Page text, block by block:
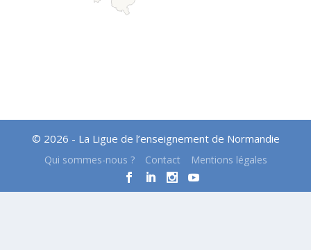
© 2026 - La Ligue de l’enseignement de Normandie
Qui sommes-nous ? Contact Mentions légales